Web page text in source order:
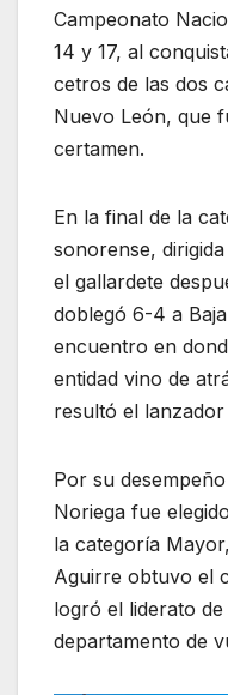
Campeonato
14 y 17, al
cetros de las dos
Nuevo León, que
certamen.
En la final de la
sonorense,
el gallardete
doblegó 6-4 a
encuentro en
entidad vino de
resultó el lanzador
Por su
Noriega fue
la categoría
Aguirre obtuvo el
logró el liderato
departamento de